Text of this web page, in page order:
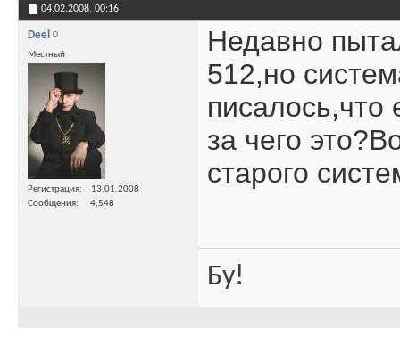
04.02.2008, 00:16
Deel
Местный
Регистрация
13.01.2008
Сообщения
4,548
Недавно
512,но
за чего
старого
Бу!